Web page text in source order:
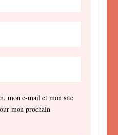
mon e-mail et mon site
mon prochain